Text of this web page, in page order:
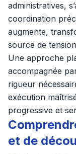
administratives,
coordination
augmente,
source de
Une approche
accompagnée
rigueur
exécution
progressive et
et de